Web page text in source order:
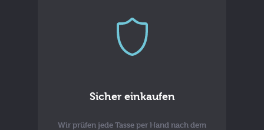
Sicher einkaufen
Wir prüfen jede Tasse per Hand nach dem